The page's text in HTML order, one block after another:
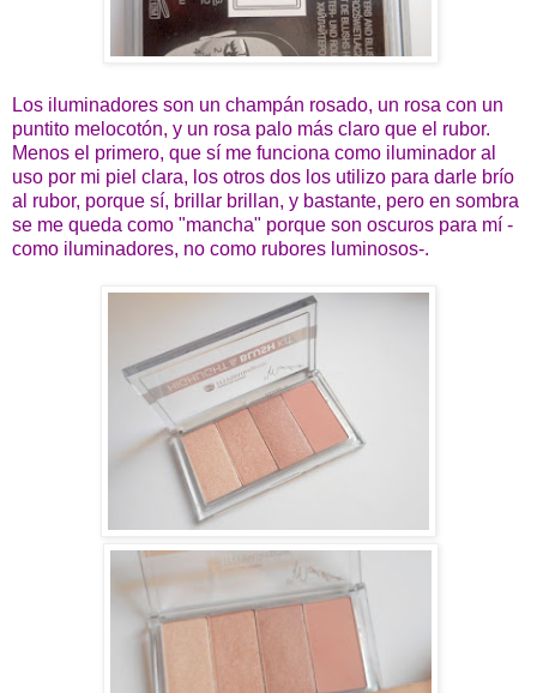
Los iluminadores son un champán rosado, un rosa con un
puntito melocotón, y un rosa palo más claro que el rubor.
Menos el primero, que sí me funciona como iluminador al
uso por mi piel clara, los otros dos los utilizo para darle brío
al rubor, porque sí, brillar brillan, y bastante, pero en sombra
se me queda como "mancha" porque son oscuros para mí -
como iluminadores, no como rubores luminosos-.